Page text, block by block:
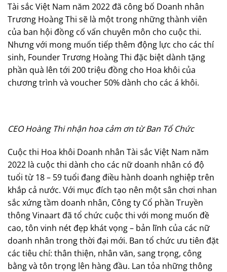
Tài sắc Việt Nam năm 2022 đã công bố Doanh nhân
Trương Hoàng Thi sẽ là một trong những thành viên
của ban hội đồng cố vấn chuyên môn cho cuộc thi.
Nhưng với mong muốn tiếp thêm động lực cho các thí
sinh, Founder Trương Hoàng Thi đặc biệt dành tặng
phần quà lên tới 200 triệu đồng cho Hoa khôi của
chương trình và voucher 50% dành cho các á khôi.
CEO Hoàng Thi nhận hoa cảm ơn từ Ban Tổ Chức
Cuộc thi Hoa khôi Doanh nhân Tài sắc Việt Nam năm
2022 là cuộc thi dành cho các nữ doanh nhân có độ
tuổi từ 18 – 59 tuổi đang điều hành doanh nghiệp trên
khắp cả nước. Với mục đích tạo nên một sân chơi nhan
sắc xứng tầm doanh nhân, Công ty Cổ phần Truyền
thông Vinaart đã tổ chức cuộc thi với mong muốn đề
cao, tôn vinh nét đẹp khát vọng – bản lĩnh của các nữ
doanh nhân trong thời đại mới. Ban tổ chức ưu tiên đặt
các tiêu chí: thân thiện, nhân văn, sang trọng, công
bằng và tôn trọng lên hàng đầu. Lan tỏa những thông